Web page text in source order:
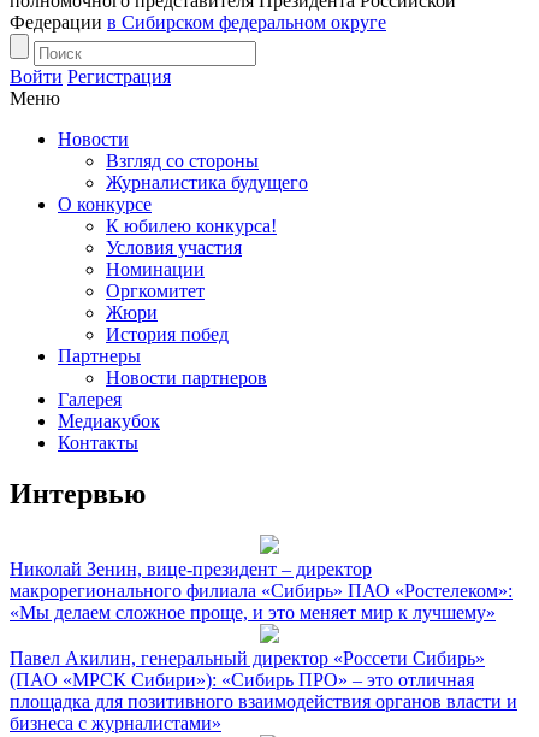
Федерации в Сибирском федеральном округе
Войти Регистрация
Меню
Новости
Взгляд со стороны
Журналистика будущего
О конкурсе
К юбилею конкурса!
Условия участия
Номинации
Оргкомитет
Жюри
История побед
Партнеры
Новости партнеров
Галерея
Медиакубок
Контакты
Интервью
Николай Зенин, вице-президент – директор
макрорегионального филиала «Сибирь» ПАО «Ростелеком»:
«Мы делаем сложное проще, и это меняет мир к лучшему»
Павел Акилин, генеральный директор «Россети Сибирь»
(ПАО «МРСК Сибири»): «Сибирь ПРО» – это отличная
площадка для позитивного взаимодействия органов власти и
бизнеса с журналистами»